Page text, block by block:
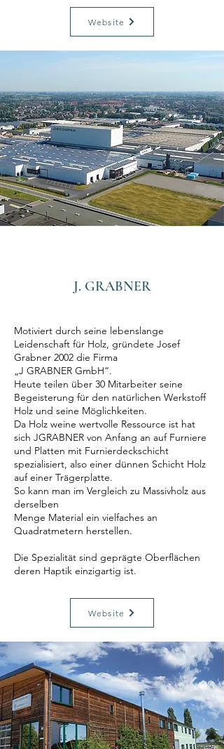
Website
J. GRABNER
Motiviert durch seine lebenslange
Leidenschaft für Holz, gründete Josef
Grabner 2002 die Firma
„J GRABNER GmbH“.
Heute teilen über 30 Mitarbeiter seine
Begeisterung für den natürlichen Werkstoff
Holz und seine Möglichkeiten.
Da Holz weine wertvolle Ressource ist hat
sich JGRABNER von Anfang an auf Furniere
und Platten mit Furnierdeckschicht
spezialisiert, also einer dünnen Schicht Holz
auf einer Trägerplatte.
So kann man im Vergleich zu Massivholz aus
derselben
Menge Material ein vielfaches an
Quadratmetern herstellen.
Die Spezialität sind geprägte Oberflächen
deren Haptik einzigartig ist.
Website